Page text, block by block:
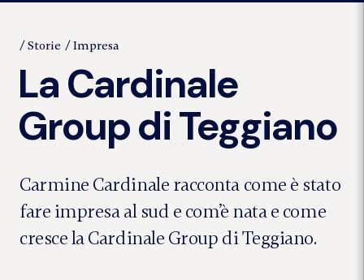
Storie Impresa
La Cardinale
Group di Teggiano
Carmine Cardinale racconta come è stato
fare impresa al sud e com’è nata e come
cresce la Cardinale Group di Teggiano.